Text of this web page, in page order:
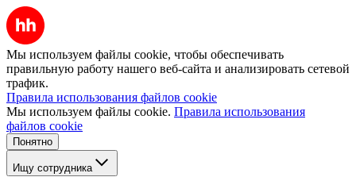
Мы используем файлы cookie, чтобы обеспечивать
правильную работу нашего веб-сайта и анализировать сетевой
трафик.
Правила использования файлов cookie
Мы используем файлы cookie. Правила использования
файлов cookie
Понятно
Ищу сотрудника